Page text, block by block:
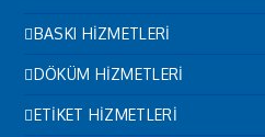
BASKI HİZMETLERİ
DÖKÜM HİZMETLERİ
ETİKET HİZMETLERİ